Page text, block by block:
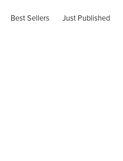
Best Sellers Just Published